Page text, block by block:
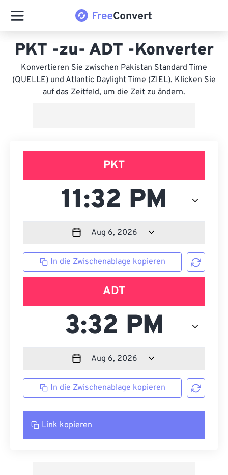
PKT -zu- ADT -Konverter
Konvertieren Sie zwischen Pakistan Standard Time
(QUELLE) und Atlantic Daylight Time (ZIEL). Klicken Sie
auf das Zeitfeld, um die Zeit zu ändern.
PKT
In die Zwischenablage kopieren
ADT
In die Zwischenablage kopieren
Link kopieren